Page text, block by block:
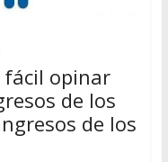
fácil opinar
de los
de los